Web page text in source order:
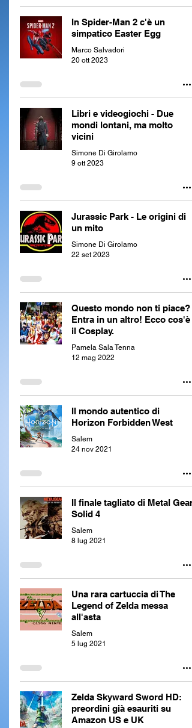
In Spider-Man 2 c'è un
simpatico Easter Egg
Marco Salvadori
20 ott 2023
Libri e videogiochi - Due
mondi lontani, ma molto
vicini
Simone Di Girolamo
9 ott 2023
Jurassic Park - Le origini di
un mito
Simone Di Girolamo
22 set 2023
Questo mondo non ti piace?
Entra in un altro! Ecco cos'è
il Cosplay.
Pamela Sala Tenna
12 mag 2022
Il mondo autentico di
Horizon Forbidden West
Salem
24 nov 2021
Il finale tagliato di Metal Gear
Solid 4
Salem
8 lug 2021
Una rara cartuccia di The
Legend of Zelda messa
all'asta
Salem
5 lug 2021
Zelda Skyward Sword HD:
preordini già esauriti su
Amazon US e UK